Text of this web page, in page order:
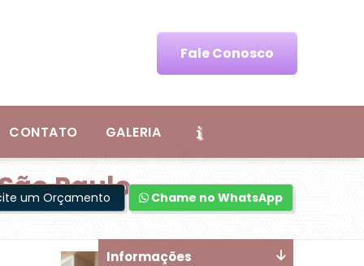
Fale Conosco
CONTATO GALERIA
Paulo
um Orçamento Chame no WhatsApp
Informações